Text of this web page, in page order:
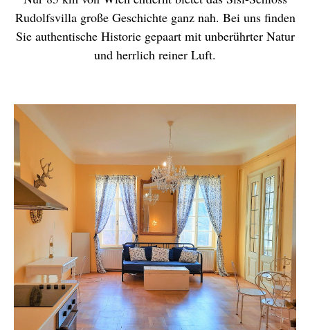
Rudolfsvilla große Geschichte ganz nah. Bei uns finden
Sie authentische Historie gepaart mit unberührter Natur
und herrlich reiner Luft.